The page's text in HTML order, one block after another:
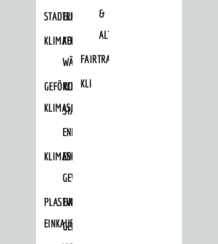
STADTRADELN
ELEKTROMOBILITÄTSBERATUNG
KLIMAFITKOMMUNALE
WÄRMEPLANUNG
GEFÖRDERTE
KLIMASCHUTZMASSNAHMEN
KLIMASCHUTZKONZEPT
STÄDTISCHES
ENERGIEMANAGEMENT
KLIMASCHUTZKOMMISSION
ENERGIEKARAWANE
GEWERBE
PLASTIKTÜTENFREIE
EINKAUFSSTADT
EVENTS
GEMEINSAME
&
ALTLASTEN
FAIRTRADE
KLEIDERTAUSCHBÖRSE